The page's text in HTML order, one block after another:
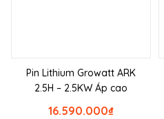
Pin Lithium Growatt ARK
2.5H – 2.5KW Áp cao
₫
16.590.000